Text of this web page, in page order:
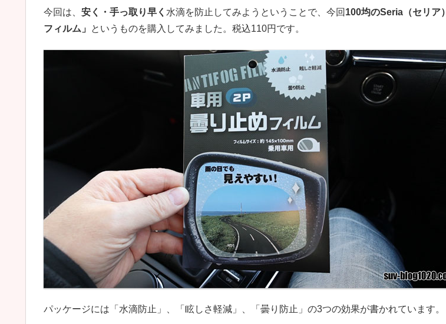
今回は、 安く・手っ取り早く 水滴を防止してみようということで、今回 100均のSeria（セリア）
フィルム」
というものを購入してみました。税込110円です。
パッケージには「水滴防止」、「眩しさ軽減」、「曇り防止」の3つの効果が書かれています。